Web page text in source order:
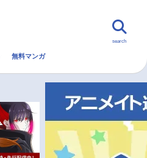
無料マンガ
search
無料マンガ